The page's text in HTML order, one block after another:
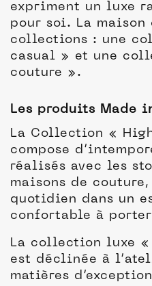
expriment un luxe
pour soi. La maison
collections : une
casual » et une
couture ».
Les produits Made
La Collection «
compose
réalisés avec les
maisons de
quotidien dans un
confortable à
La collection luxe «
est déclinée à
matières